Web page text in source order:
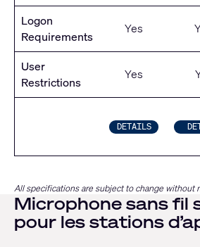
Logon
Requirements
Yes
User
Restrictions
Yes
DETAILS
All specifications are subject to change without
Microphone sans fil
pour les stations